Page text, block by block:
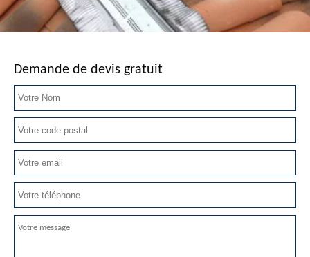
Demande de devis gratuit